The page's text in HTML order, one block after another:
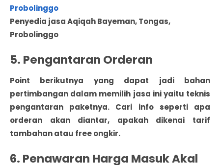
Penyedia jasa Aqiqah Bayeman, Tongas,
Probolinggo
5. Pengantaran Orderan
Point berikutnya yang dapat jadi bahan
pertimbangan dalam memilih jasa ini yaitu teknis
pengantaran paketnya. Cari info seperti apa
orderan akan diantar, apakah dikenai tarif
tambahan atau free ongkir.
6. Penawaran Harga Masuk Akal